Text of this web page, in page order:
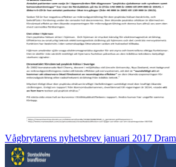
Vågbrytarens nyhetsbrev januari 2017